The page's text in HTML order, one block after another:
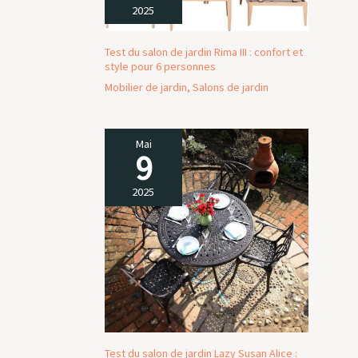
2025
Test du salon de jardin Rima III : confort et
style pour 6 personnes
Mobilier de jardin, Salons de jardin
Mai
9
2025
Test du salon de jardin Lazy Susan Alice :